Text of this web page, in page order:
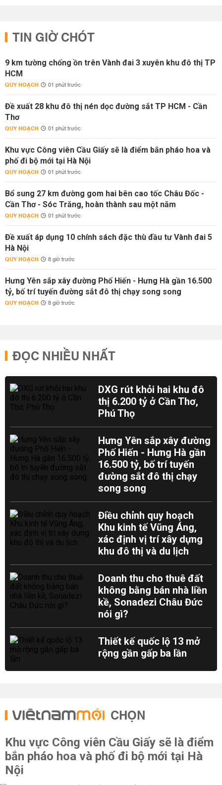
TIN GIỜ CHÓT
9 km tường chống ồn trên Vành đai 3 xuyên khu đô thị TP
HCM
QUY HOẠCH 01 phút trước
Đề xuất 28 khu đô thị nén dọc đường sắt TP HCM - Cần
Thơ
QUY HOẠCH 01 phút trước
Khu vực Công viên Cầu Giấy sẽ là điểm bắn pháo hoa và
phố đi bộ mới tại Hà Nội
QUY HOẠCH 01 phút trước
Bổ sung 27 km đường gom hai bên cao tốc Châu Đốc -
Cần Thơ - Sóc Trăng, hoàn thành sau một năm
QUY HOẠCH 01 phút trước
Đề xuất áp dụng 10 chính sách đặc thù đầu tư Vành đai 5
Hà Nội
QUY HOẠCH 8 giờ trước
Hưng Yên sắp xây đường Phố Hiến - Hưng Hà gần 16.500
tỷ, bố trí tuyến đường sắt đô thị chạy song song
QUY HOẠCH 8 giờ trước
ĐỌC NHIỀU NHẤT
DXG rút khỏi hai khu đô
thị 6.200 tỷ ở Cần Thơ,
Phú Thọ
Hưng Yên sắp xây đường
Phố Hiến - Hưng Hà gần
16.500 tỷ, bố trí tuyến
đường sắt đô thị chạy
song song
Điều chỉnh quy hoạch
Khu kinh tế Vũng Áng,
xác định vị trí xây dựng
khu đô thị và du lịch
Doanh thu cho thuê đất
không bằng bán nhà liền
kề, Sonadezi Châu Đức
nói gì?
Thiết kế quốc lộ 13 mở
rộng gần gấp ba lần
CHỌN
Khu vực Công viên Cầu Giấy sẽ là điểm
bắn pháo hoa và phố đi bộ mới tại Hà
Nội